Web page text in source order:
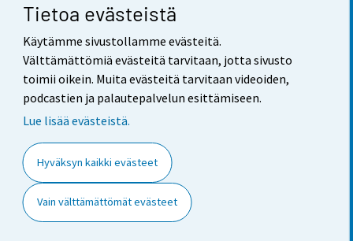
Tietoa evästeistä
Käytämme sivustollamme evästeitä.
Välttämättömiä evästeitä tarvitaan, jotta sivusto
toimii oikein. Muita evästeitä tarvitaan videoiden,
podcastien ja palautepalvelun esittämiseen.
Lue lisää evästeistä.
Hyväksyn kaikki evästeet
Vain välttämättömät evästeet
Yhteystiedot
Palaute
Käyttöehdot
Saavutettavuus
Tietoa sivustosta
Evästeasetukset